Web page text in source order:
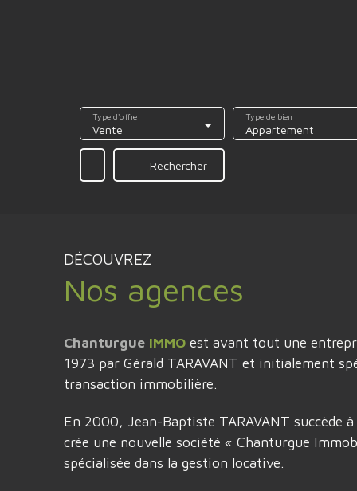
Vente
Type d'offre
Appartement
Type de bien
Rechercher
DÉCOUVREZ
Nos agences
Chanturgue IMMO est avant tout une
1973 par Gérald TARAVANT et initialement
transaction immobilière.
En 2000, Jean-Baptiste TARAVANT succède
crée une nouvelle société « Chanturgue
spécialisée dans la gestion locative.